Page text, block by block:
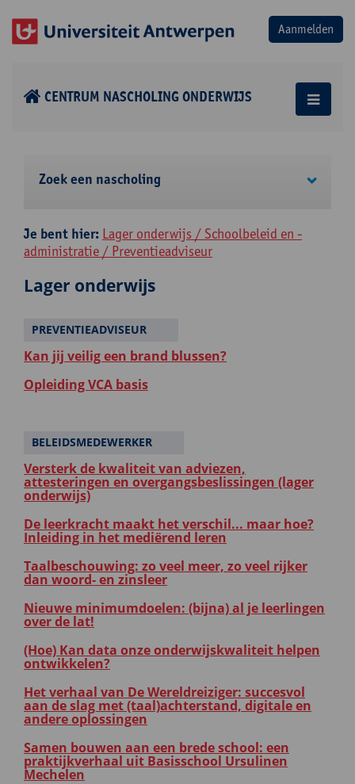
CENTRUM NASCHOLING ONDERWIJS
Zoek een nascholing
Je bent hier: Lager onderwijs / Schoolbeleid en -
administratie / Preventieadviseur
Lager onderwijs
PREVENTIEADVISEUR
Kan jij veilig een brand blussen?
Opleiding VCA basis
BELEIDSMEDEWERKER
Versterk de kwaliteit van adviezen,
attesteringen en overgangsbeslissingen (lager
onderwijs)
De leerkracht maakt het verschil... maar hoe?
Inleiding in het mediërend leren
Taalbeschouwing: zo veel meer, zo veel rijker
dan woord- en zinsleer
Nieuwe minimumdoelen: (bijna) al je leerlingen
over de lat!
(Hoe) Kan data onze onderwijskwaliteit helpen
ontwikkelen?
Het verhaal van De Wereldreiziger: succesvol
aan de slag met (taal)achterstand, digitale en
andere oplossingen
Samen bouwen aan een brede school: een
praktijkverhaal uit Basisschool Ursulinen
Mechelen